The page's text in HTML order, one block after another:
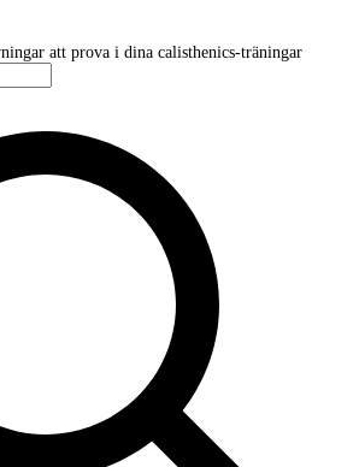
att prova i dina calisthenics-träningar